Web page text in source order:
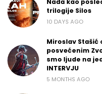
trilogije Silos
10 DAYS AGO
Miroslav
posvećenim
smo ljude na
INTERVJU
5 MONTHS AGO